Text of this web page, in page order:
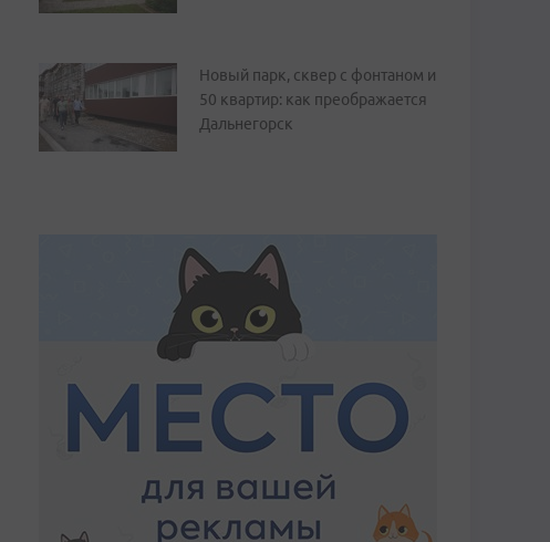
Новый парк, сквер с фонтаном и
50 квартир: как преображается
Дальнегорск